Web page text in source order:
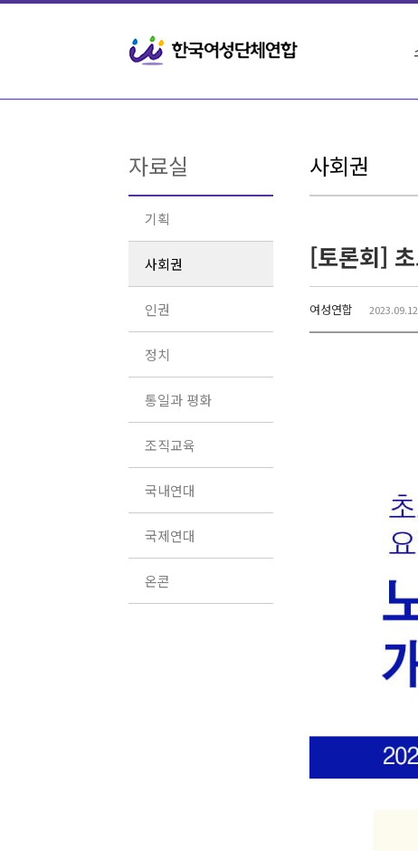
자료실
기획
사회권
인권
정치
통일과 평화
조직교육
국내연대
국제연대
온콘
사회권
여성연합 2023.09.12